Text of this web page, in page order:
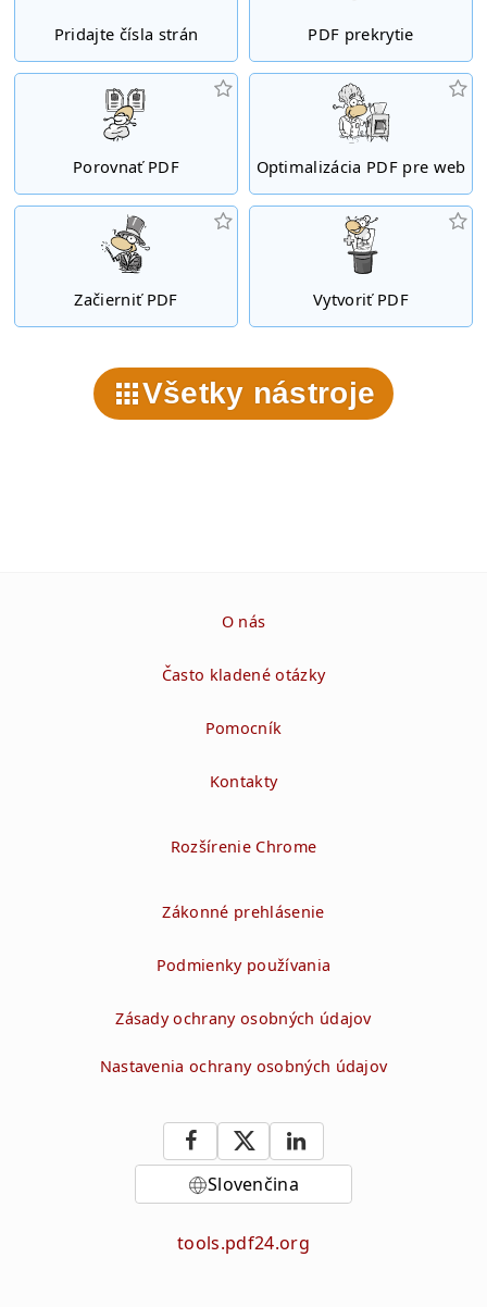
Pridajte čísla strán PDF prekrytie
Porovnať PDF Optimalizácia PDF pre web
Začierniť PDF Vytvoriť PDF
Všetky nástroje
O nás
Často kladené otázky
Pomocník
Kontakty
Rozšírenie Chrome
Zákonné prehlásenie
Podmienky používania
Zásady ochrany osobných údajov
Nastavenia ochrany osobných údajov
Slovenčina
tools.pdf24.org